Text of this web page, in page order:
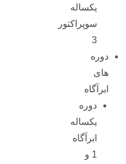
یکساله
سوپراکتور
3
دوره
های
ابرآگاه
دوره
یکساله
ابرآگاه
1 و